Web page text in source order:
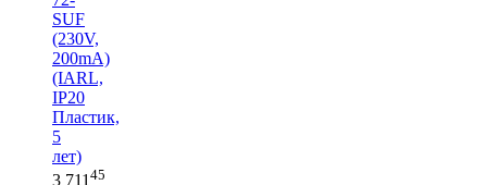
SUF
(230V,
200mA)
(IARL,
IP20
Пластик,
5
лет)
3 711 45